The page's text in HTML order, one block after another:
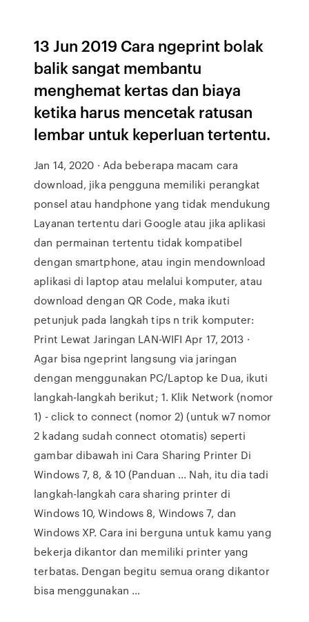
13 Jun 2019 Cara ngeprint bolak
balik sangat membantu
menghemat kertas dan biaya
ketika harus mencetak ratusan
lembar untuk keperluan tertentu.
Jan 14, 2020 · Ada beberapa macam cara
download, jika pengguna memiliki perangkat
ponsel atau handphone yang tidak mendukung
Layanan tertentu dari Google atau jika aplikasi
dan permainan tertentu tidak kompatibel
dengan smartphone, atau ingin mendownload
aplikasi di laptop atau melalui komputer, atau
download dengan QR Code, maka ikuti
petunjuk pada langkah tips n trik komputer:
Print Lewat Jaringan LAN-WIFI Apr 17, 2013 ·
Agar bisa ngeprint langsung via jaringan
dengan menggunakan PC/Laptop ke Dua, ikuti
langkah-langkah berikut; 1. Klik Network (nomor
1) - click to connect (nomor 2) (untuk w7 nomor
2 kadang sudah connect otomatis) seperti
gambar dibawah ini Cara Sharing Printer Di
Windows 7, 8, & 10 (Panduan ... Nah, itu dia tadi
langkah-langkah cara sharing printer di
Windows 10, Windows 8, Windows 7, dan
Windows XP. Cara ini berguna untuk kamu yang
bekerja dikantor dan memiliki printer yang
terbatas. Dengan begitu semua orang dikantor
bisa menggunakan …